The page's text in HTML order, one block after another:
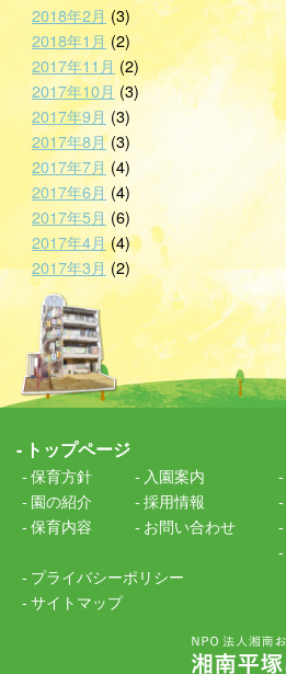
2018年2月 (3)
2018年1月 (2)
2017年11月 (2)
2017年10月 (3)
2017年9月 (3)
2017年8月(3)
2017年7月 (4)
2017年6月 (4)
2017年5月 (6)
2017年4月(4)
2017年3月(2)
トップページ
保育方針
園の紹介
保育内容
入園案内
採用情報
お問い合わせ
プライバシーポリシー
サイトマップ